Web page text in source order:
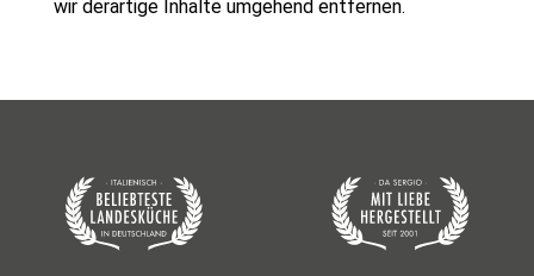
wir derartige Inhalte umgehend entfernen.